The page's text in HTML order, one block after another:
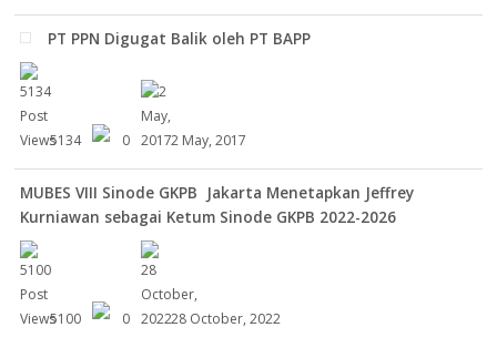
PT PPN Digugat Balik oleh PT BAPP
5134 0 2 May, 2017
MUBES VIII Sinode GKPB Jakarta Menetapkan Jeffrey
Kurniawan sebagai Ketum Sinode GKPB 2022-2026
5100 0 28 October, 2022